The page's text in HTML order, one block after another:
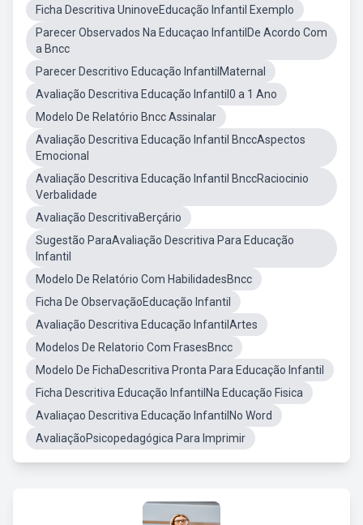
Ficha Descritiva UninoveEducação Infantil Exemplo
Parecer Observados Na Educaçao InfantilDe Acordo Com
a Bncc
Parecer Descritivo Educação InfantilMaternal
Avaliação Descritiva Educação Infantil0 a 1 Ano
Modelo De Relatório Bncc Assinalar
Avaliação Descritiva Educação Infantil BnccAspectos
Emocional
Avaliação Descritiva Educação Infantil BnccRaciocinio
Verbalidade
Avaliação DescritivaBerçário
Sugestão ParaAvaliação Descritiva Para Educação
Infantil
Modelo De Relatório Com HabilidadesBncc
Ficha De ObservaçãoEducação Infantil
Avaliação Descritiva Educação InfantilArtes
Modelos De Relatorio Com FrasesBncc
Modelo De FichaDescritiva Pronta Para Educação Infantil
Ficha Descritiva Educação InfantilNa Educação Fisica
Avaliaçao Descritiva Educação InfantilNo Word
AvaliaçãoPsicopedagógica Para Imprimir